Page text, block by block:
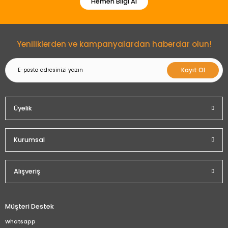
Yeniliklerden ve kampanyalardan haberdar olun!
Kayıt Ol
Üyelik
Kurumsal
Alışveriş
Müşteri Destek
Whatsapp